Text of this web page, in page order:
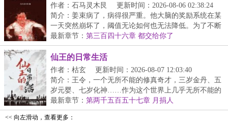
作者：石马灵木艮
更新时间：2026-08-06 02:38:24
简介：姜束病了，病得很严重。他大脑的奖励系统在某
一天突然崩坏了，阈值无论如何也无法降低。为了不断
收...
最新章节： 第三百四十六章 都交给你了
仙王的日常生活
作者：枯玄
更新时间：2026-08-07 12:03:40
简介：王令，一个无所不能的修真奇才，三岁金丹、五
岁元婴、七岁化神……作为这个世界上几乎无所不能的
存...
最新章节： 第两千五百五十七章 月捐人
<< 向左滑动，查看更多：